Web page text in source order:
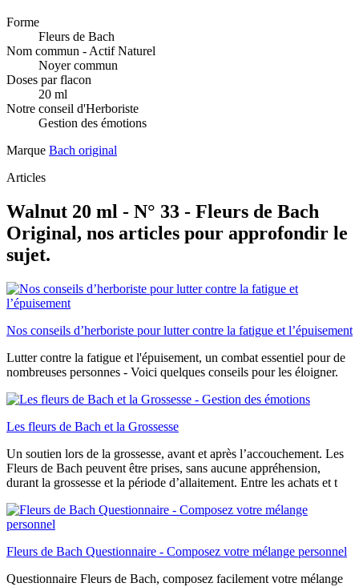
Forme
Fleurs de Bach
Nom commun - Actif Naturel
Noyer commun
Doses par flacon
20 ml
Notre conseil d'Herboriste
Gestion des émotions
Marque Bach original
Articles
Walnut 20 ml - N° 33 - Fleurs de Bach
Original, nos articles pour approfondir le
sujet.
Nos conseils d’herboriste pour lutter contre la fatigue et l’épuisement
Lutter contre la fatigue et l'épuisement, un combat essentiel pour de
nombreuses personnes - Voici quelques conseils pour les éloigner.
Les fleurs de Bach et la Grossesse
Un soutien lors de la grossesse, avant et après l’accouchement. Les
Fleurs de Bach peuvent être prises, sans aucune appréhension,
durant la grossesse et la période d’allaitement. Entre les achats et t
Fleurs de Bach Questionnaire - Composez votre mélange personnel
Questionnaire Fleurs de Bach, composez facilement votre mélange